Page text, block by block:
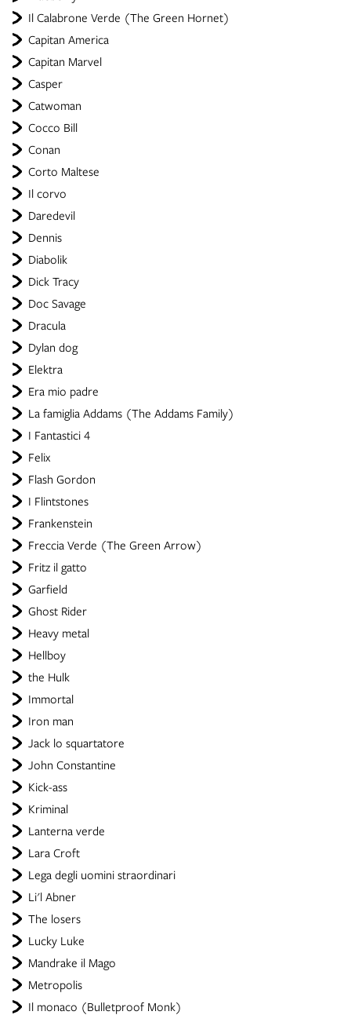
Il Calabrone Verde (The Green Hornet)
Capitan America
Capitan Marvel
Casper
Catwoman
Cocco Bill
Conan
Corto Maltese
Il corvo
Daredevil
Dennis
Diabolik
Dick Tracy
Doc Savage
Dracula
Dylan dog
Elektra
Era mio padre
La famiglia Addams (The Addams Family)
I Fantastici 4
Felix
Flash Gordon
I Flintstones
Frankenstein
Freccia Verde (The Green Arrow)
Fritz il gatto
Garfield
Ghost Rider
Heavy metal
Hellboy
the Hulk
Immortal
Iron man
Jack lo squartatore
John Constantine
Kick-ass
Kriminal
Lanterna verde
Lara Croft
Lega degli uomini straordinari
Li'l Abner
The losers
Lucky Luke
Mandrake il Mago
Metropolis
Il monaco (Bulletproof Monk)